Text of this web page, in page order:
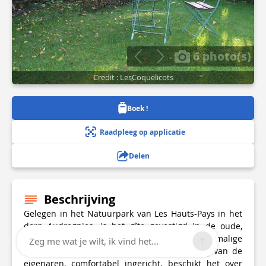
6 photo(s)
Credit : LesCoquelicots
Boek !
Raadpleeg op applicatie
Delen
Beschrijving
Gelegen in het Natuurpark van Les Hauts-Pays in het
dorp Audregnies, is het gîte gevestigd in de oude,
karakteristieke gebouwen van de voormalige
familieboerderij.Aangrenzend aan de woning van de
eigenaren, comfortabel ingericht, beschikt het over
Zeg me wat je wilt, ik vind het...